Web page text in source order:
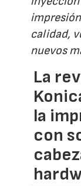
calidad,
nuevos
La
la
con